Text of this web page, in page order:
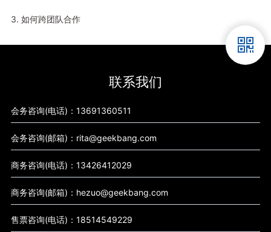
3. 如何跨团队合作
联系我们
会务咨询(电话)：13691360511
会务咨询(邮箱)：rita@geekbang.com
商务咨询(电话)：13426412029
商务咨询(邮箱)：hezuo@geekbang.com
售票咨询(电话)：18514549229